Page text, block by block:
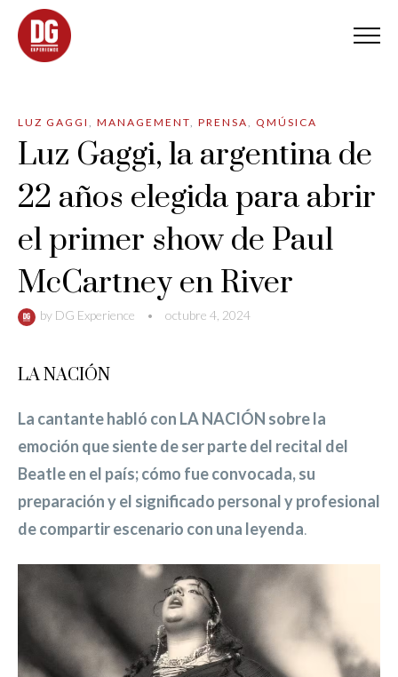
LUZ GAGGI , MANAGEMENT, PRENSA, QMÚSICA
Luz Gaggi, la argentina de
22 años elegida para abrir
el primer show de Paul
McCartney en River
by DG Experience • octubre 4, 2024
LA NACIÓN
La cantante habló con LA NACIÓN sobre la
emoción que siente de ser parte del recital del
Beatle en el país; cómo fue convocada, su
preparación y el significado personal y profesional
de compartir escenario con una leyenda.